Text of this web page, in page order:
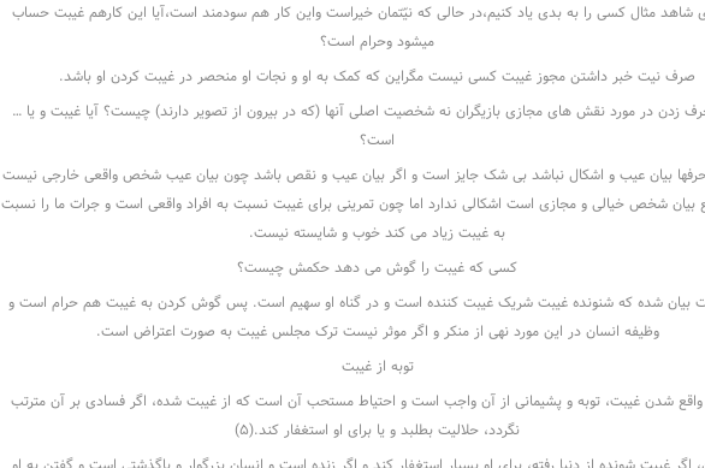
شاهد مثال کسی را به بدی یاد کنیم،در حالی که نیّتمان خیراست واین کار هم سودمند است،آیا این کارهم غیبت حساب
میشود وحرام است؟
صرف نیت خبر داشتن مجوز غیبت کسی نیست مگراین که کمک به او و نجات او منحصر در غیبت کردن او باشد.
زدن در مورد نقش های مجازی بازیگران نه شخصیت اصلی آنها (که در بیرون از تصویر دارند) چیست؟ آیا غیبت و یا …
است؟
حرفها بیان عیب و اشکال نباشد بی شک جایز است و اگر بیان عیب و نقص باشد چون بیان عیب شخص واقعی خارجی نیست
بیان شخص خیالی و مجازی است اشکالی ندارد اما چون تمرینی برای غیبت نسبت به افراد واقعی است و جرات ما را نسبت
به غیبت زیاد می کند خوب و شایسته نیست.
کسی که غیبت را گوش می دهد حکمش چیست؟
بیان شده که شنونده غیبت شریک غیبت کننده است و در گناه او سهیم است. پس گوش کردن به غیبت هم حرام است و
وظیفه انسان در این مورد نهی از منکر و اگر موثر نیست ترک مجلس غیبت به صورت اعتراض است.
توبه از غیبت
شدن غیبت، توبه و پشیمانی از آن واجب است و احتیاط مستحب آن است که از غیبت شده، اگر فسادی بر آن مترتب
نگردد، حلالیت بطلبد و یا برای او استغفار کند.(۵)